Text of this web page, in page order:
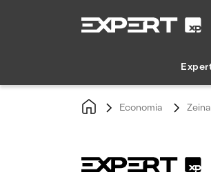
Economia